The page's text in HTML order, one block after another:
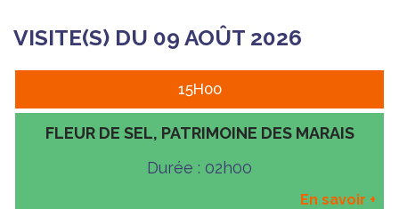
VISITE(S) DU 09 AOÛT 2026
15H00
FLEUR DE SEL, PATRIMOINE DES MARAIS
Durée : 02h00
En savoir +